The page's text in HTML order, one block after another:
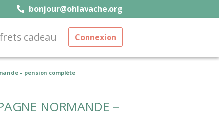
bonjour@ohlavache.org
cadeau Connexion
– pension complète
NORMANDE –